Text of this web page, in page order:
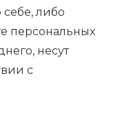
либо
персональных
несут
с